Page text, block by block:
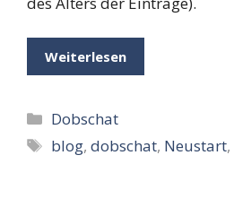
Weiterlesen
Kategorien
Dobschat
Schlagwörter
blog,dobschat, Neustart,